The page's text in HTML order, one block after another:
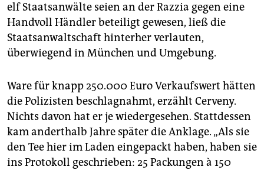
elf Staatsanwälte seien an der Razzia gegen eine
Handvoll Händler beteiligt gewesen, ließ die
Staatsanwaltschaft hinterher verlauten,
überwiegend in München und Umgebung.
Ware für knapp 250.000 Euro Verkaufswert hätten
die Polizisten beschlagnahmt, erzählt Cerveny.
Nichts davon hat er je wiedergesehen. Stattdessen
kam anderthalb Jahre später die Anklage. „Als sie
den Tee hier im Laden eingepackt haben, haben sie
ins Protokoll geschrieben: 25 Packungen à 150